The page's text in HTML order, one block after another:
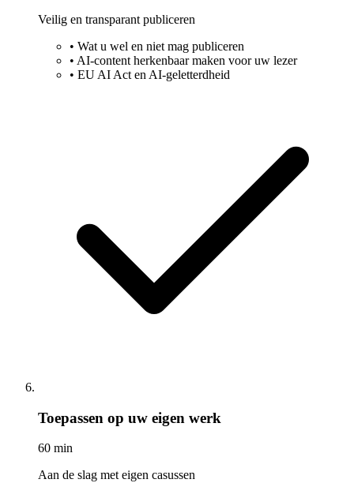
Veilig en transparant publiceren
• Wat u wel en niet mag publiceren
• AI-content herkenbaar maken voor uw lezer
• EU AI Act en AI-geletterdheid
Toepassen op uw eigen werk
60 min
Aan de slag met eigen casussen